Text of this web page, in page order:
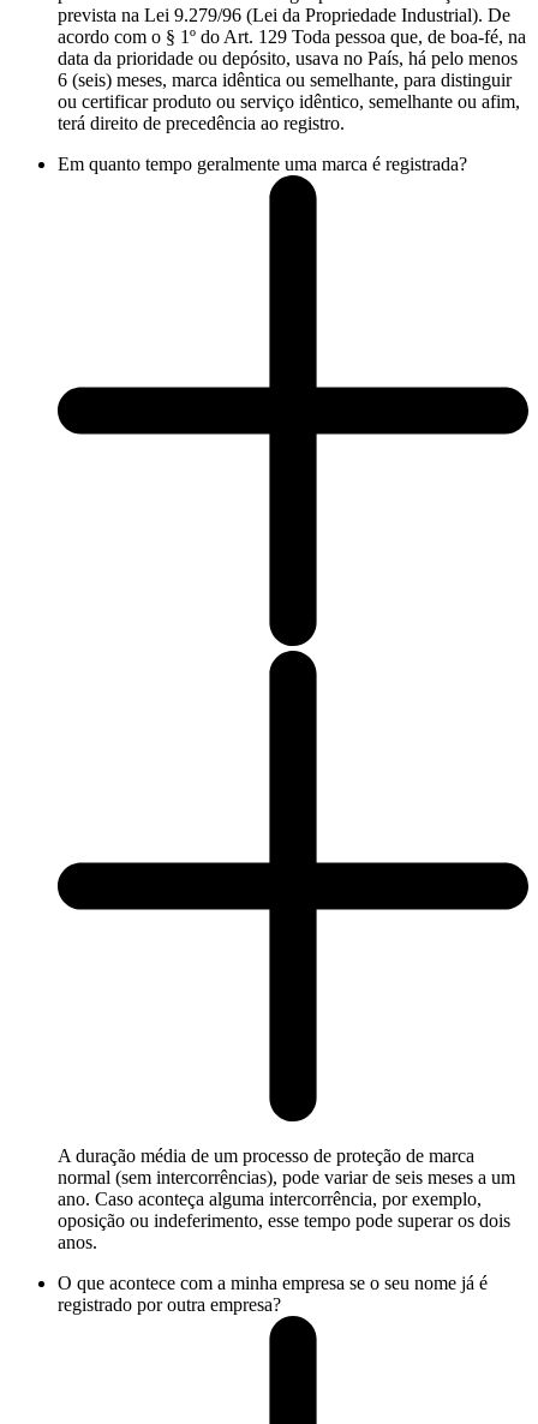
prevista na Lei 9.279/96 (Lei da Propriedade Industrial). De
acordo com o § 1º do Art. 129 Toda pessoa que, de boa-fé, na
data da prioridade ou depósito, usava no País, há pelo menos
6 (seis) meses, marca idêntica ou semelhante, para distinguir
ou certificar produto ou serviço idêntico, semelhante ou afim,
terá direito de precedência ao registro.
Em quanto tempo geralmente uma marca é registrada?
A duração média de um processo de proteção de marca
normal (sem intercorrências), pode variar de seis meses a um
ano. Caso aconteça alguma intercorrência, por exemplo,
oposição ou indeferimento, esse tempo pode superar os dois
anos.
O que acontece com a minha empresa se o seu nome já é
registrado por outra empresa?